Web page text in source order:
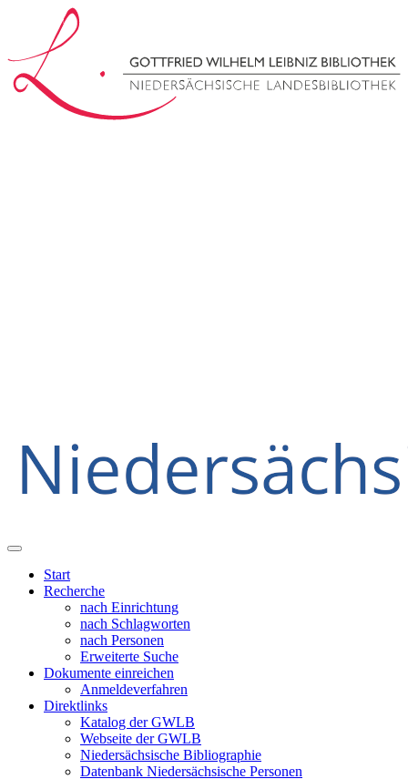
Start
Recherche
nach Einrichtung
nach Schlagworten
nach Personen
Erweiterte Suche
Dokumente einreichen
Anmeldeverfahren
Direktlinks
Katalog der GWLB
Webseite der GWLB
Niedersächsische Bibliographie
Datenbank Niedersächsische Personen